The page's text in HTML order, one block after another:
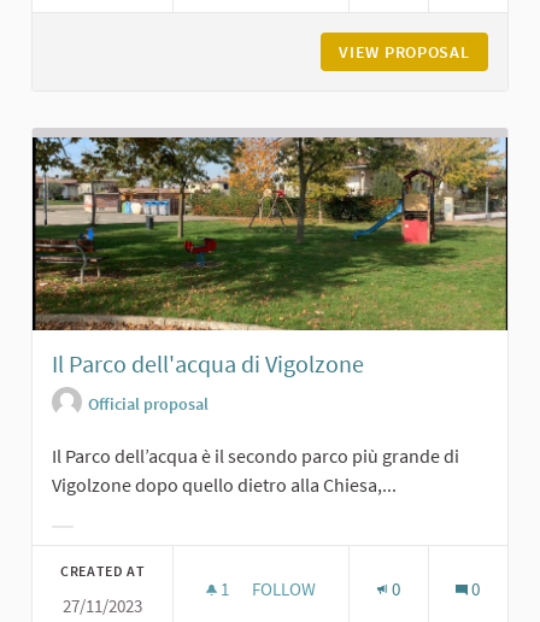
VIEW PROPOSAL
Il Parco dell'acqua di Vigolzone
Official proposal
Il Parco dell’acqua è il secondo parco più grande di
Vigolzone dopo quello dietro alla Chiesa,...
CREATED AT
27/11/2023
1 1 FOLLOWER
FOLLOW 0 0